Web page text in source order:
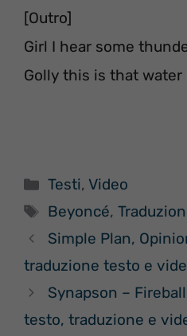
[Outro]
Girl I hear some
Golly this is that water
Categorie
Testi,Video
Tag
Beyoncé,
Simple Plan,
traduzione testo e
Synapson –
testo, traduzione e